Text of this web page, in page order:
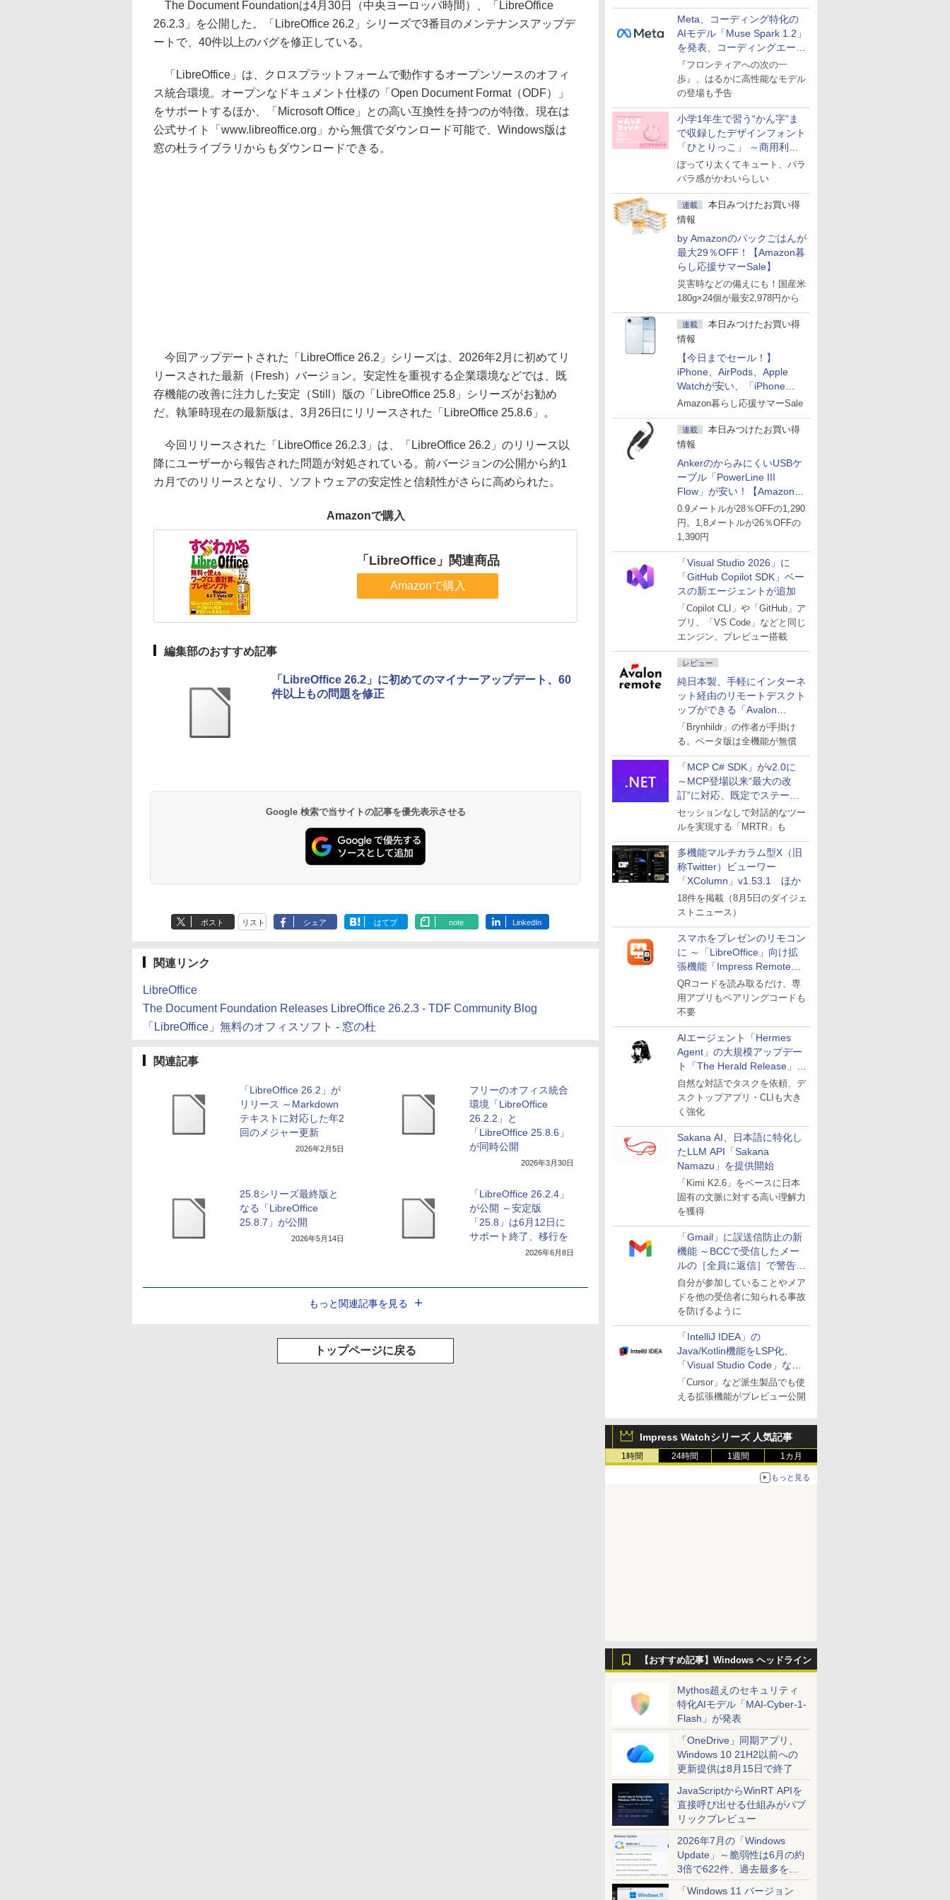
Meta、コーディング特化の
AIモデル「Muse Spark 1.2」
を発表、コーディングエージ
ェント「Muse Code」も
『フロンティアへの次の一
歩』、はるかに高性能なモデル
の登場も予告
小学1年生で習う“かん字”ま
で収録したデザインフォント
「ひとりっこ」 ～商用利用
OK
ぽってり太くてキュート、パラ
パラ感がかわいらしい
連載
本日みつけたお買い得
情報
by Amazonのパックごはんが
最大29％OFF！【Amazon暮
らし応援サマーSale】
災害時などの備えにも！国産米
180g×24個が最安2,978円から
連載
本日みつけたお買い得
情報
【今日までセール！】
iPhone、AirPods、Apple
Watchが安い、「iPhone
Air」256GB版が139,800円な
Amazon暮らし応援サマーSale
連載
本日みつけたお買い得
情報
AnkerのからみにくいUSBケ
ーブル「PowerLine III
Flow」が安い！【Amazon暮
らし応援サマーSale】
0.9メートルが28％OFFの1,290
円。1,8メートルが26％OFFの
1,390円
「Visual Studio 2026」に
「GitHub Copilot SDK」ベー
スの新エージェントが追加
「Copilot CLI」や「GitHub」ア
プリ、「VS Code」などと同じ
エンジン、プレビュー搭載
レビュー
純日本製、手軽にインターネ
ット経由のリモートデスクト
ップができる「Avalon
remote」
「Brynhildr」の作者が手掛け
る。ベータ版は全機能が無償
「MCP C# SDK」がv2.0に
～MCP登場以来“最大の改
訂”に対応、既定でステート
レスへ
セッションなしで対話的なツー
ルを実現する「MRTR」も
多機能マルチカラム型X（旧
称Twitter）ビューワー
「XColumn」v1.53.1 ほか
18件を掲載（8月5日のダイジェ
ストニュース）
スマホをプレゼンのリモコン
に ～「LibreOffice」向け拡
張機能「Impress Remote」
が公開
QRコードを読み取るだけ、専
用アプリもペアリングコードも
不要
AIエージェント「Hermes
Agent」の大規模アップデー
ト「The Herald Release」が
公開
自然な対話でタスクを依頼、デ
スクトップアプリ・CLIも大き
く強化
Sakana AI、日本語に特化し
たLLM API「Sakana
Namazu」を提供開始
「Kimi K2.6」をベースに日本
固有の文脈に対する高い理解力
を獲得
「Gmail」に誤送信防止の新
機能 ～BCCで受信したメー
ルの［全員に返信］で警告を
表示
自分が参加していることやメア
ドを他の受信者に知られる事故
を防げるように
「IntelliJ IDEA」の
Java/Kotlin機能をLSP化、
「Visual Studio Code」など
にも開放
「Cursor」など派生製品でも使
える拡張機能がプレビュー公開
Impress Watchシリーズ 人気記事
1時間 24時間 1週間 1カ月
もっと見る
【おすすめ記事】Windows ヘッドライン
Mythos超えのセキュリティ
特化AIモデル「MAI-Cyber-1-
Flash」が発表
「OneDrive」同期アプリ、
Windows 10 21H2以前への
更新提供は8月15日で終了
JavaScriptからWinRT APIを
直接呼び出せる仕組みがパブ
リックプレビュー
2026年7月の「Windows
Update」～脆弱性は6月の約
3倍で622件、過去最多を大
幅に更新
「Windows 11 バージョン
The Document Foundationは4月30日（中央ヨーロッパ時間）、「LibreOffice
26.2.3」を公開した。「LibreOffice 26.2」シリーズで3番目のメンテナンスアップデ
ートで、40件以上のバグを修正している。
「LibreOffice」は、クロスプラットフォームで動作するオープンソースのオフィ
ス統合環境。オープンなドキュメント仕様の「Open Document Format（ODF）」
をサポートするほか、「Microsoft Office」との高い互換性を持つのが特徴。現在は
公式サイト「www.libreoffice.org」から無償でダウンロード可能で、Windows版は
窓の杜ライブラリからもダウンロードできる。
今回アップデートされた「LibreOffice 26.2」シリーズは、2026年2月に初めてリ
リースされた最新（Fresh）バージョン。安定性を重視する企業環境などでは、既
存機能の改善に注力した安定（Still）版の「LibreOffice 25.8」シリーズがお勧め
だ。執筆時現在の最新版は、3月26日にリリースされた「LibreOffice 25.8.6」。
今回リリースされた「LibreOffice 26.2.3」は、「LibreOffice 26.2」のリリース以
降にユーザーから報告された問題が対処されている。前バージョンの公開から約1
カ月でのリリースとなり、ソフトウェアの安定性と信頼性がさらに高められた。
Amazonで購入
「LibreOffice」関連商品
Amazonで購入
編集部のおすすめ記事
「LibreOffice 26.2」に初めてのマイナーアップデート、60
件以上もの問題を修正
Google 検索で当サイトの記事を優先表示させる
ポスト リスト シェア はてブ note LinkedIn
関連リンク
LibreOffice
The Document Foundation Releases LibreOffice 26.2.3 - TDF Community Blog
「LibreOffice」無料のオフィスソフト - 窓の杜
関連記事
「LibreOffice 26.2」が
リリース ～Markdown
テキストに対応した年2
回のメジャー更新
2026年2月5日
フリーのオフィス統合
環境「LibreOffice
26.2.2」と
「LibreOffice 25.8.6」
が同時公開
2026年3月30日
25.8シリーズ最終版と
なる「LibreOffice
25.8.7」が公開
2026年5月14日
「LibreOffice 26.2.4」
が公開 ～安定版
「25.8」は6月12日に
サポート終了、移行を
2026年6月8日
もっと関連記事を見る
トップページに戻る